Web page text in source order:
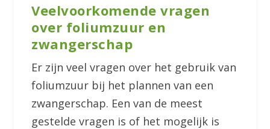
Veelvoorkomende vragen
over foliumzuur en
zwangerschap
Er zijn veel vragen over het gebruik van
foliumzuur bij het plannen van een
zwangerschap. Een van de meest
gestelde vragen is of het mogelijk is